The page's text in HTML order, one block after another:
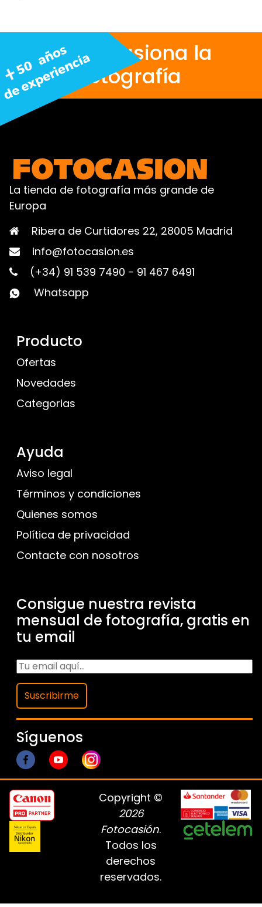
Nos apasiona la
fotografía
La tienda de fotografía más grande de
Europa
Ribera de Curtidores 22, 28005 Madrid
info@fotocasion.es
(+34) 91 539 7490 - 91 467 6491
Whatsapp
Producto
Ofertas
Novedades
Categorias
Ayuda
Aviso legal
Términos y condiciones
Quienes somos
Política de privacidad
Contacte con nosotros
Consigue nuestra revista
mensual de fotografía, gratis en
tu email
Suscribirme
Síguenos
Copyright ©
2026
Fotocasión.
Todos los
derechos
reservados.